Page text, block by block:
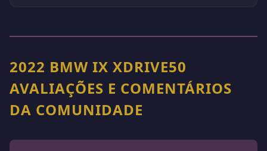
2022 BMW IX XDRIVE50
AVALIAÇÕES E COMENTÁRIOS
DA COMUNIDADE